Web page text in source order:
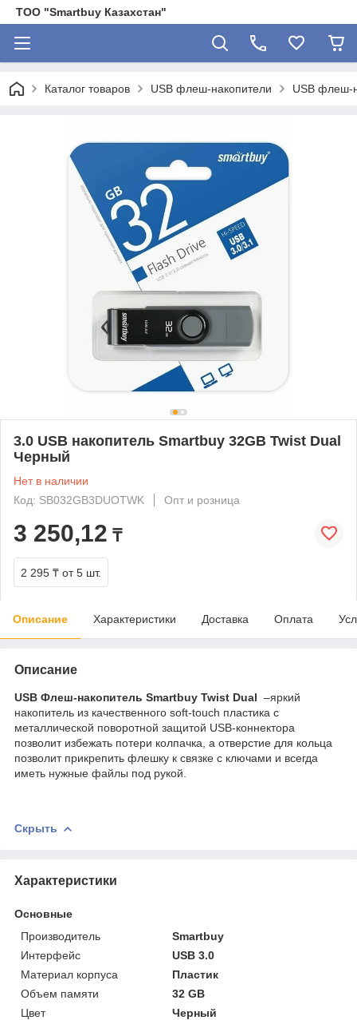
ТОО "Smartbuy Казахстан"
Каталог товаров USB флеш-накопители USB флеш-
3.0 USB накопитель Smartbuy 32GB Twist Dual
Черный
Нет в наличии
Код: SB032GB3DUOTWK
Опт и розница
3 250,12 ₸
2 295 ₸ от 5 шт.
Описание Характеристики Доставка Оплата
Описание
USB Флеш-накопитель Smartbuy Twist Dual –яркий
накопитель из качественного soft-touch пластика с
металлической поворотной защитой USB-коннектора
позволит избежать потери колпачка, а отверстие для кольца
позволит прикрепить флешку к связке с ключами и всегда
иметь нужные файлы под рукой.
Скрыть
Характеристики
Основные
Производитель
Smartbuy
Интерфейс
USB 3.0
Материал корпуса
Пластик
Объем памяти
32 GB
Цвет
Черный